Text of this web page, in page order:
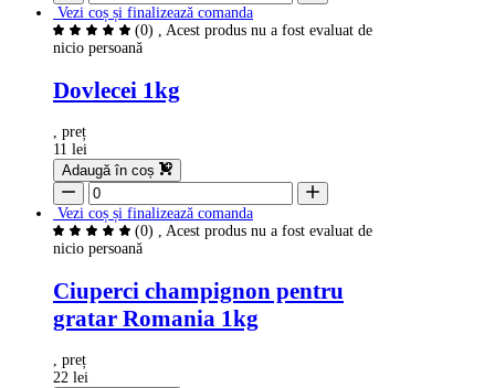
Vezi coș și finalizează comanda
(0) , Acest produs nu a fost evaluat de
nicio persoană
Dovlecei 1kg
, preț
11 lei
Adaugă în coș
Vezi coș și finalizează comanda
(0) , Acest produs nu a fost evaluat de
nicio persoană
Ciuperci champignon pentru
gratar Romania 1kg
, preț
22 lei